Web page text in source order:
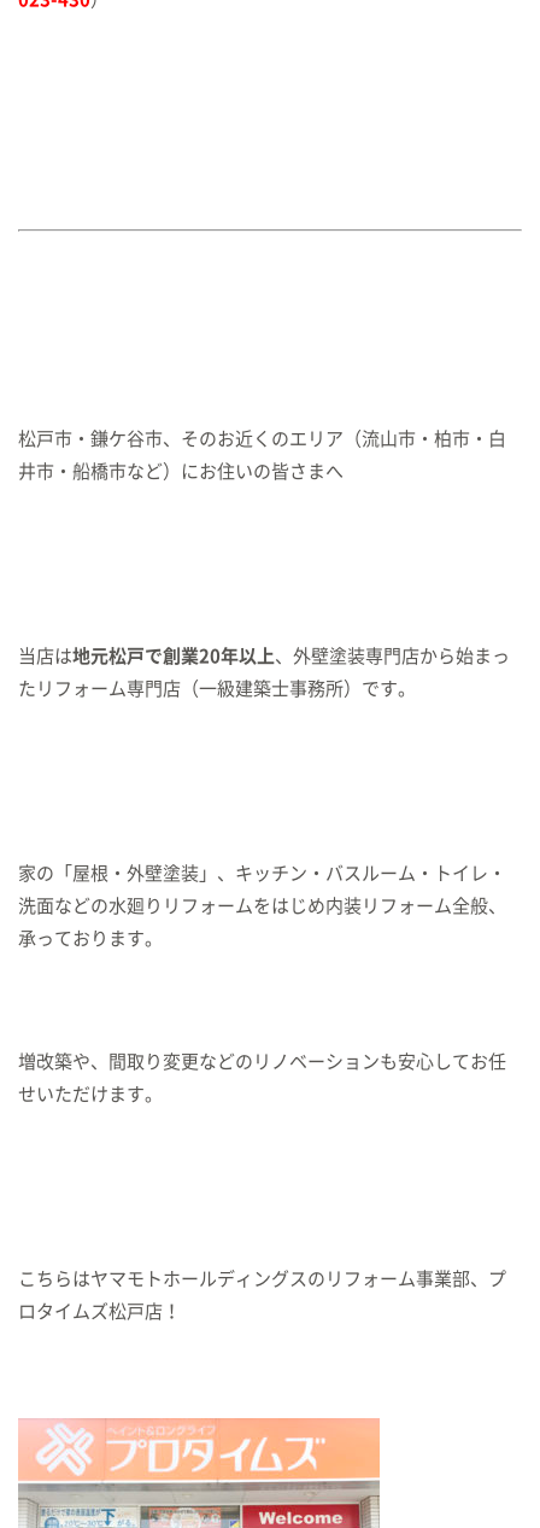
松戸市・鎌ケ谷市、そのお近くのエリア（流山市・柏市・白
井市・船橋市など）にお住いの皆さまへ
当店は地元松戸で創業20年以上、外壁塗装専門店から始まっ
たリフォーム専門店（一級建築士事務所）です。
家の「屋根・外壁塗装」、キッチン・バスルーム・トイレ・
洗面などの水廻りリフォームをはじめ内装リフォーム全般、
承っております。
増改築や、間取り変更などのリノベーションも安心してお任
せいただけます。
こちらはヤマモトホールディングスのリフォーム事業部、プ
ロタイムズ松戸店！